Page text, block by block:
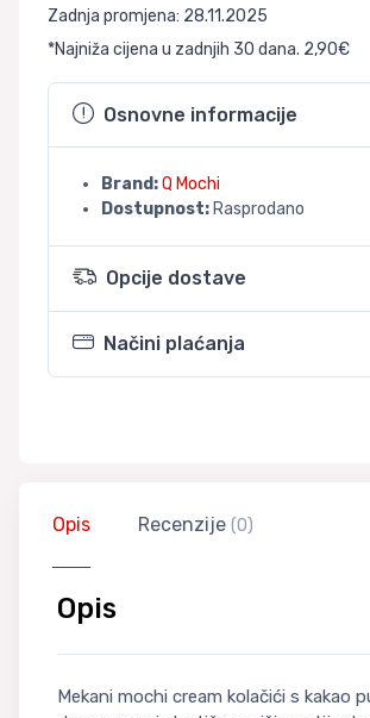
Zadnja promjena: 28.11.2025
*Najniža cijena u zadnjih 30 dana. 2,90€
Osnovne informacije
Brand:Q Mochi
Dostupnost: Rasprodano
Opcije dostave
Načini plaćanja
Opis Recenzije (0)
Opis
Mekani mochi cream kolačići s kakao